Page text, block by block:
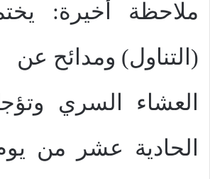
ملاحظة أخيرة:
(التناول) ومدائح عن
العشاء السري
الحادية عشر من